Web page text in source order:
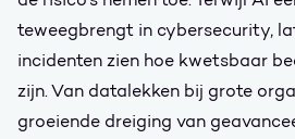
teweegbrengt in cybersecurity,
incidenten zien hoe kwetsbaar
zijn. Van datalekken bij grote
groeiende dreiging van